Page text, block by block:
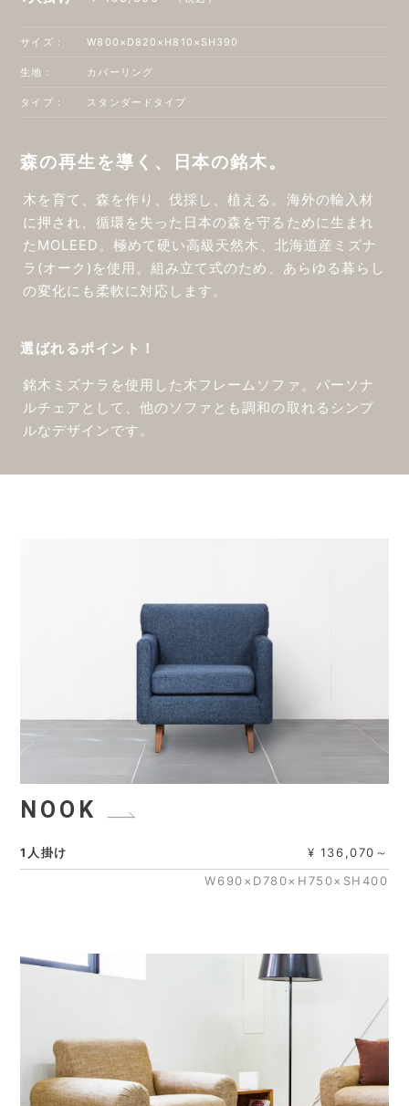
サイズ： W800×D820×H810×SH390
生地： カバーリング
タイプ： スタンダードタイプ
森の再生を導く、日本の銘木。
木を育て、森を作り、伐採し、植える。海外の輸入材
に押され、循環を失った日本の森を守るために生まれ
たMOLEED。極めて硬い高級天然木、北海道産ミズナ
ラ(オーク)を使用。組み立て式のため、あらゆる暮らし
の変化にも柔軟に対応します。
選ばれるポイント！
銘木ミズナラを使用した木フレームソファ。パーソナ
ルチェアとして、他のソファとも調和の取れるシンプ
ルなデザインです。
NOOK
1人掛け
¥ 136,070～
W690×D780×H750×SH400